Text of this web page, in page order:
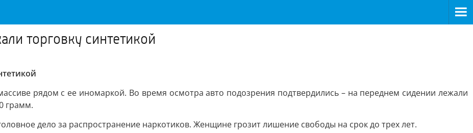
торговку синтетикой
рядом с ее иномаркой. Во время осмотра авто подозрения подтвердились – на переднем сидении лежали
грамм.
дело за распространение наркотиков. Женщине грозит лишение свободы на срок до трех лет.